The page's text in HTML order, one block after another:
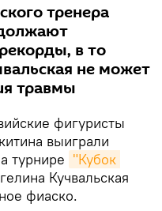
тренера
в то
не может
травмы
фигуристы
выиграли
турнире "Кубок
Кучвальская
фиаско.